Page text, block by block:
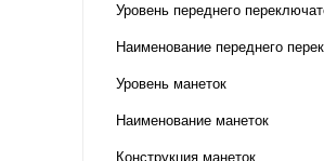
Уровень переднего
Наименование переднего
Уровень манеток
Наименование манеток
Конструкция манеток